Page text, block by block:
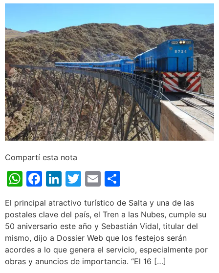
Compartí esta nota
WhatsApp
Facebook
LinkedIn
Twitter
Email
El principal atractivo turístico de Salta y una de las
postales clave del país, el Tren a las Nubes, cumple su
50 aniversario este año y Sebastián Vidal, titular del
mismo, dijo a Dossier Web que los festejos serán
acordes a lo que genera el servicio, especialmente por
obras y anuncios de importancia. “El 16 […]